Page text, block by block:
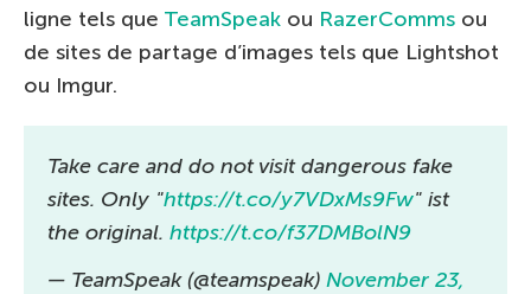
ligne tels que TeamSpeak ou RazerComms ou
de sites de partage d’images tels que Lightshot
ou Imgur.
Take care and do not visit dangerous fake
sites. Only "https://t.co/y7VDxMs9Fw" ist
the original. https://t.co/f37DMBolN9
— TeamSpeak (@teamspeak) November 23,